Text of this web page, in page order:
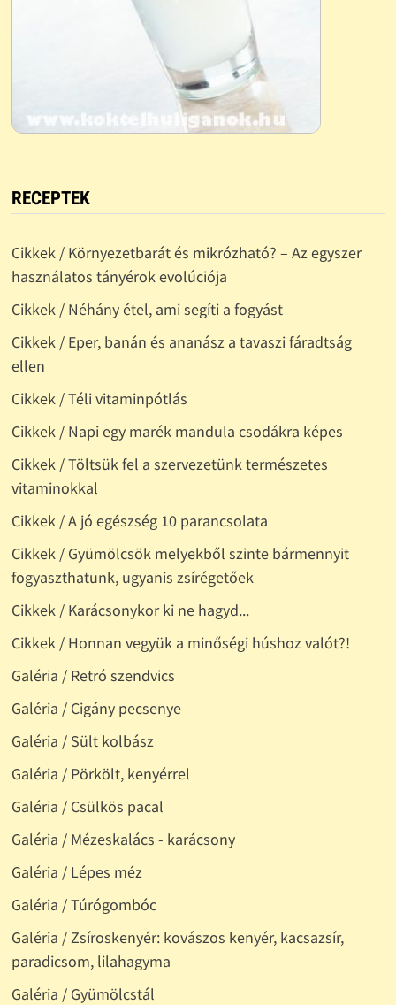
RECEPTEK
Cikkek / Környezetbarát és mikrózható? – Az egyszer
használatos tányérok evolúciója
Cikkek / Néhány étel, ami segíti a fogyást
Cikkek / Eper, banán és ananász a tavaszi fáradtság
ellen
Cikkek / Téli vitaminpótlás
Cikkek / Napi egy marék mandula csodákra képes
Cikkek / Töltsük fel a szervezetünk természetes
vitaminokkal
Cikkek / A jó egészség 10 parancsolata
Cikkek / Gyümölcsök melyekből szinte bármennyit
fogyaszthatunk, ugyanis zsírégetőek
Cikkek / Karácsonykor ki ne hagyd...
Cikkek / Honnan vegyük a minőségi húshoz valót?!
Galéria / Retró szendvics
Galéria / Cigány pecsenye
Galéria / Sült kolbász
Galéria / Pörkölt, kenyérrel
Galéria / Csülkös pacal
Galéria / Mézeskalács - karácsony
Galéria / Lépes méz
Galéria / Túrógombóc
Galéria / Zsíroskenyér: kovászos kenyér, kacsazsír,
paradicsom, lilahagyma
Galéria / Gyümölcstál